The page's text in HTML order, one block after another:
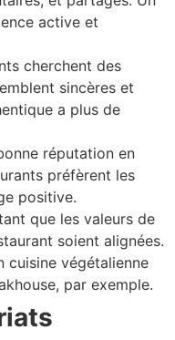
active et
cherchent des
sincères et
a plus de
réputation en
préfèrent les
positive.
que les valeurs de
soient alignées.
cuisine végétalienne
par exemple.